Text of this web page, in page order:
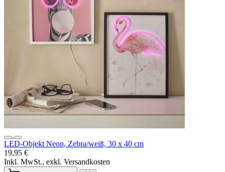
LED-Objekt Neon, Zebra/weiß, 30 x 40 cm
19,95 €
Inkl. MwSt., exkl. Versandkosten